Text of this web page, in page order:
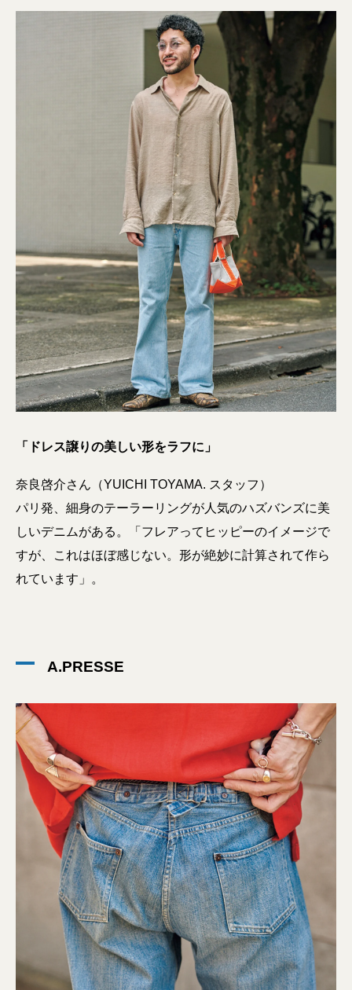
「ドレス譲りの美しい形をラフに」
奈良啓介さん（YUICHI TOYAMA. スタッフ）
パリ発、細身のテーラーリングが人気のハズバンズに美
しいデニムがある。「フレアってヒッピーのイメージで
すが、これはほぼ感じない。形が絶妙に計算されて作ら
れています」。
A.PRESSE